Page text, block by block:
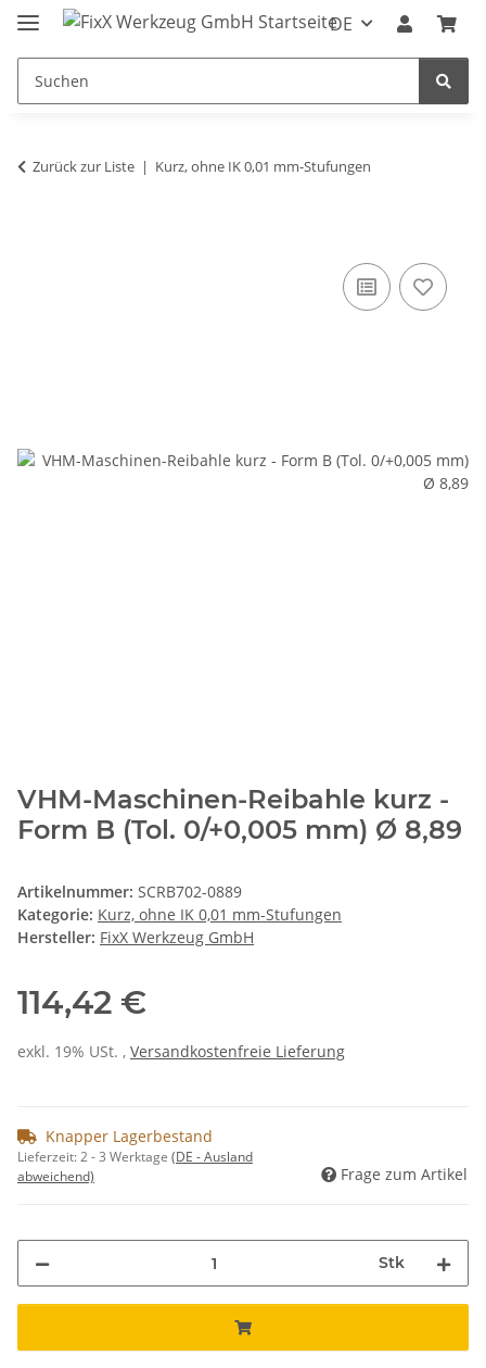
DE
Zurück zur Liste Kurz, ohne IK 0,01 mm-Stufungen
VHM-Maschinen-Reibahle kurz -
Form B (Tol. 0/+0,005 mm) Ø 8,89
Artikelnummer: SCRB702-0889
Kategorie: Kurz, ohne IK 0,01 mm-Stufungen
Hersteller: FixX Werkzeug GmbH
114,42 €
exkl. 19% USt. , Versandkostenfreie Lieferung
Knapper Lagerbestand
Lieferzeit:2 - 3 Werktage (DE - Ausland
abweichend)
Frage zum Artikel
Stk